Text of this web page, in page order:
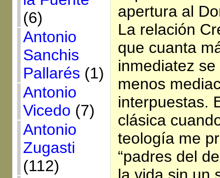
(6)
Antonio
Sanchis
Pallarés (1)
Antonio
Vicedo (7)
Antonio
Zugasti
(112)
apertura al
La relación
que cuanta
inmediatez
menos
interpuestas.
clásica
teología me
“padres del
la vida sin un